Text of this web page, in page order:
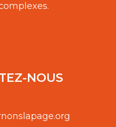
NOUS